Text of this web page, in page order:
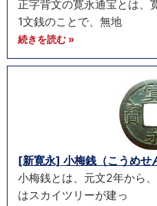
正字背文の寛永通宝とは、
1文銭のことで、無地
続きを読む »
[新寛永] 小梅銭（こうめせ
小梅銭とは、元文2年から
はスカイツリーが建っ